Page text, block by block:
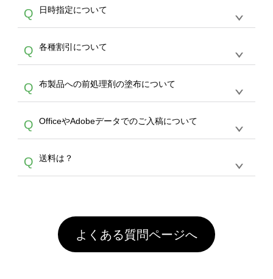
らの直接入稿には対応していません。AIで保存
し、デザインツールからアップロードして下さ
い）
スをご利用頂ければ、電話やFAX、メールなど
でご注文が可能です。
A
を作って欲しい。などの場合は、製作数量が
30個以上であれば、サポート担当が、デザイ
バッグコンシェル
サー
ビスをご利用ください。(※ 30個以下の場合
は、デザインツールをご利用ください)
Q 日時指定について
A
ん。発送後18時以降に配送業者・伝票番号を
メールでお知らせいたしますので、直接配送業
者にご連絡いただき調整をお願い致します。
Q 各種割引について
A
カート内で自動的に割引(最大50%)が適用され
ます。 【付与ポイント】購入金額の1％が1ポ
イントとして付与され、次回ご注文時に1ポイ
ント＝1円としてお使いいただけます。ポイン
トは発送完了の翌日に付与され、次回ご注文時
からご利用頂けます。ポイントの有効期限は一
年間です。【会員ランク】過去10カ月のご注
文回数により会員ランク割引(最大5%)が適用
頂いても、ログインがされていなければ、ラン
クにカウントがされません。
Q 布製品への前処理剤の塗布について
A
意点（前処理剤）】カラー生地（Tシャツのホ
ワイト、トートバッグのナチュラル、ホワイト
といって、プリントを定着させるための処理剤
を塗布しており、短納期・低価格で商品をお届
害な性質で、水洗いで落とすことが可能です。
お手数ですが、お客様ご自身にて着用前に落と
していただけますようお願いいたします。※1
通常注文・直送機能でのご注文に関わらず、前
Q OfficeやAdobeデータでのご入稿について
A
ません。いずれのデータも該当デザインのみ画
像(JPEG,PNG,GIF,PDF)に変換、またはAdobe
Q 送料は？
引」などによるお値引きで4,000円未満になる
場合は送料がかかりますので、ご注意くださ
い。
よくある質問ページへ